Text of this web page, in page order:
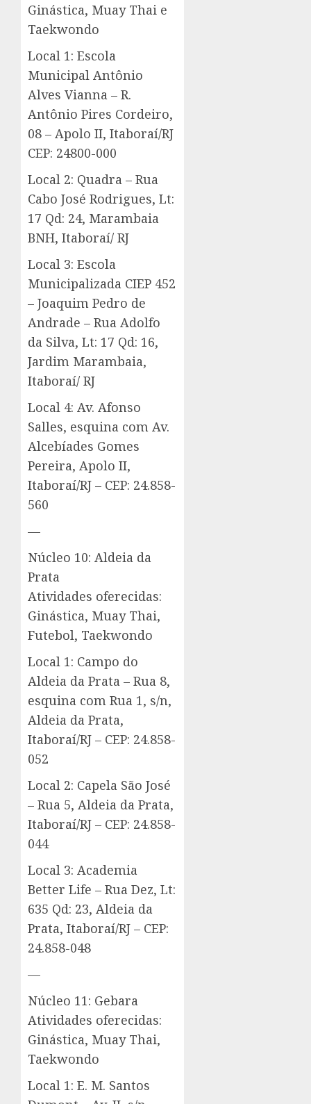
Ginástica, Muay Thai e
Taekwondo
Local 1: Escola
Municipal Antônio
Alves Vianna – R.
Antônio Pires Cordeiro,
08 – Apolo II, Itaboraí/RJ
CEP: 24800-000
Local 2: Quadra – Rua
Cabo José Rodrigues, Lt:
17 Qd: 24, Marambaia
BNH, Itaboraí/ RJ
Local 3: Escola
Municipalizada CIEP 452
– Joaquim Pedro de
Andrade – Rua Adolfo
da Silva, Lt: 17 Qd: 16,
Jardim Marambaia,
Itaboraí/ RJ
Local 4: Av. Afonso
Salles, esquina com Av.
Alcebíades Gomes
Pereira, Apolo II,
Itaboraí/RJ – CEP: 24.858-
560
—
Núcleo 10: Aldeia da
Prata
Atividades oferecidas:
Ginástica, Muay Thai,
Futebol, Taekwondo
Local 1: Campo do
Aldeia da Prata – Rua 8,
esquina com Rua 1, s/n,
Aldeia da Prata,
Itaboraí/RJ – CEP: 24.858-
052
Local 2: Capela São José
– Rua 5, Aldeia da Prata,
Itaboraí/RJ – CEP: 24.858-
044
Local 3: Academia
Better Life – Rua Dez, Lt:
635 Qd: 23, Aldeia da
Prata, Itaboraí/RJ – CEP:
24.858-048
—
Núcleo 11: Gebara
Atividades oferecidas:
Ginástica, Muay Thai,
Taekwondo
Local 1: E. M. Santos